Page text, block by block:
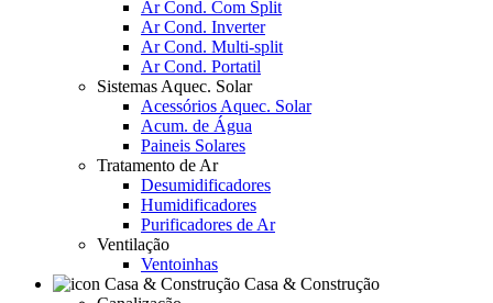
Ar Cond. Com Split
Ar Cond. Inverter
Ar Cond. Multi-split
Ar Cond. Portatil
Sistemas Aquec. Solar
Acessórios Aquec. Solar
Acum. de Água
Paineis Solares
Tratamento de Ar
Desumidificadores
Humidificadores
Purificadores de Ar
Ventilação
Ventoinhas
Casa & Construção